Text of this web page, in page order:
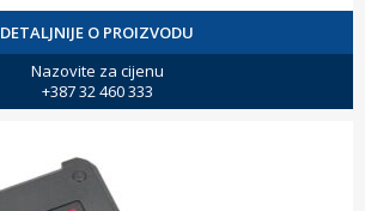
DETALJNIJE O PROIZVODU
Nazovite za cijenu
+387 32 460 333